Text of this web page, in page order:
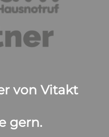
von Vitakt
gern.